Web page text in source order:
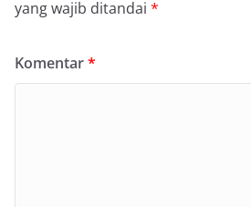
yang wajib ditandai *
Komentar*